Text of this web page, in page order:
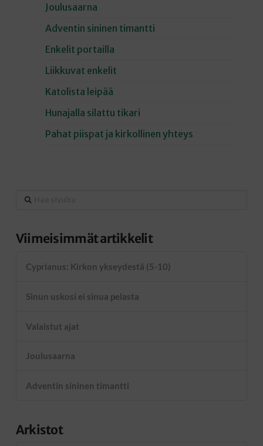
Joulusaarna
Adventin sininen timantti
Enkelit portailla
Liikkuvat enkelit
Katolista leipää
Hunajalla silattu tikari
Pahat piispat ja kirkollinen yhteys
Hae
Viimeisimmät artikkelit
Cyprianus: Kirkon ykseydestä (5-10)
Sinun uskosi ei sinua pelasta
Valaistut ajat
Joulusaarna
Adventin sininen timantti
Arkistot